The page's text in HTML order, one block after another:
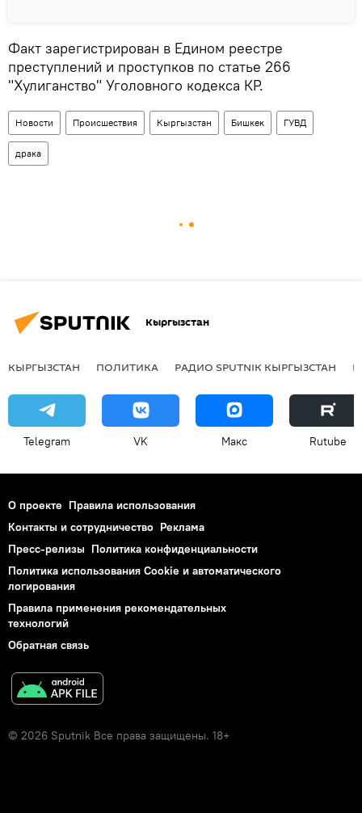
Факт зарегистрирован в Едином реестре
преступлений и проступков по статье 266
"Хулиганство" Уголовного кодекса КР.
Новости Происшествия Кыргызстан Бишкек ГУВД
драка
Кыргызстан
КЫРГЫЗСТАН ПОЛИТИКА РАДИО SPUTNIK КЫРГЫЗСТАН
Telegram VK Макс Rutube
О проекте Правила использования
Контакты и сотрудничество Реклама
Пресс-релизы Политика конфиденциальности
Политика использования Cookie и автоматического
логирования
Правила применения рекомендательных
технологий
Обратная связь
© 2026 Sputnik Все права защищены. 18+